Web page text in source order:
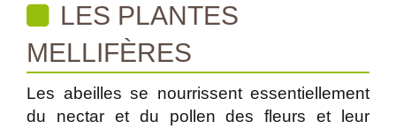
LES PLANTES
MELLIFÈRES
Les abeilles se nourrissent essentiellement
du nectar et du pollen des fleurs et leur